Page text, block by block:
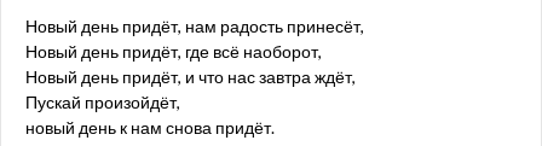
Новый день придёт, нам радость принесёт,
Новый день придёт, где всё наоборот,
Новый день придёт, и что нас завтра ждёт,
Пускай произойдёт,
новый день к нам снова придёт.